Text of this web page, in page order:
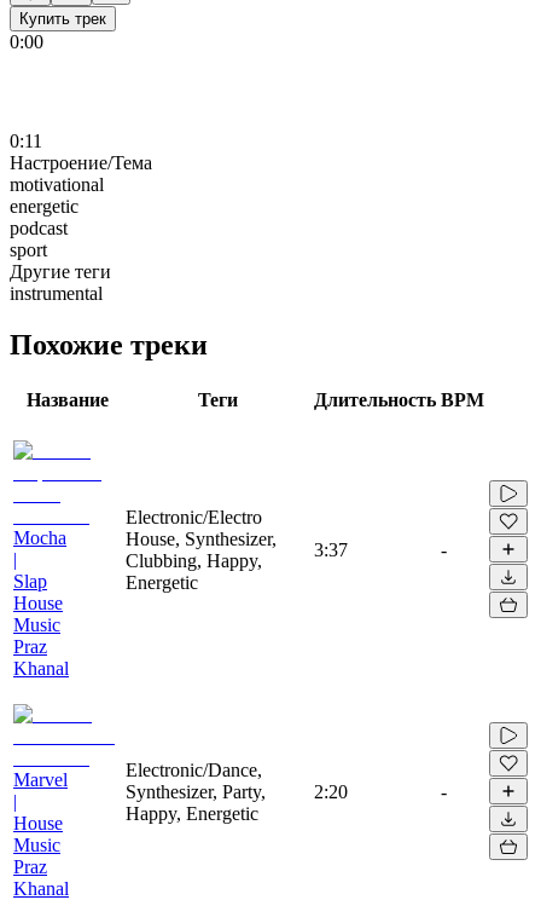
Купить трек
0:00
0:11
Настроение/Тема
motivational
energetic
podcast
sport
Другие теги
instrumental
Похожие треки
Название Теги Длительность BPM
Mocha
|
Slap
House
Music
Praz
Khanal
Electronic/Electro
House, Synthesizer,
Clubbing, Happy,
Energetic
3:37 -
Marvel
|
House
Music
Praz
Khanal
Electronic/Dance,
Synthesizer, Party,
Happy, Energetic
2:20 -